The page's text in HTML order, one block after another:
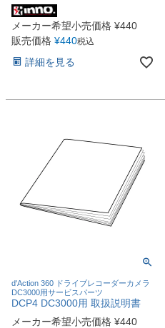
メーカー希望小売価格 ¥440
販売価格 ¥440税込
詳細を見る
d'Action 360 ドライブレコーダーカメラ
DC3000用サービスパーツ
DCP4 DC3000用 取扱説明書
メーカー希望小売価格 ¥440